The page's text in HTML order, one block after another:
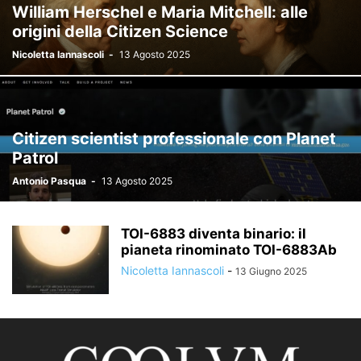
STRUMENTI PROFESSIONALI
TEST STRUMENTALI, ACCESSORI E AUTOCOSTRUZIONE
William Herschel e Maria Mitchell: alle
origini della Citizen Science
Nicoletta Iannascoli - 13 Agosto 2025
Citizen scientist professionale con Planet
Patrol
Antonio Pasqua - 13 Agosto 2025
TOI-6883 diventa binario: il
pianeta rinominato TOI-6883Ab
Nicoletta Iannascoli - 13 Giugno 2025